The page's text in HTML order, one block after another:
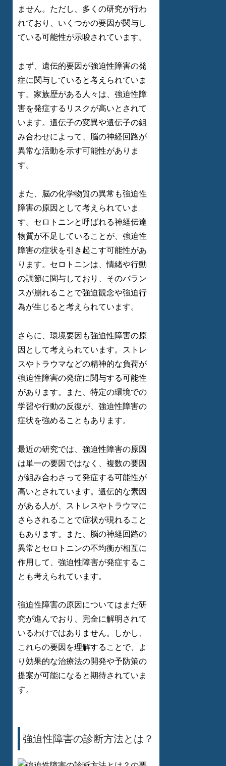
ません。ただし、多くの研究が行わ
れており、いくつかの要因が関与し
ている可能性が示唆されています。
まず、遺伝的要因が強迫性障害の発
症に関与していると考えられていま
す。家族歴がある人々は、強迫性障
害を発症するリスクが高いとされて
います。遺伝子の変異や遺伝子の組
み合わせによって、脳の神経回路が
異常な活動を示す可能性がありま
す。
また、脳の化学物質の異常も強迫性
障害の原因として考えられていま
す。セロトニンと呼ばれる神経伝達
物質が不足していることが、強迫性
障害の症状を引き起こす可能性があ
ります。セロトニンは、情緒や行動
の調節に関与しており、そのバラン
スが崩れることで強迫観念や強迫行
為が生じると考えられています。
さらに、環境要因も強迫性障害の原
因として考えられています。ストレ
スやトラウマなどの精神的な負荷が
強迫性障害の発症に関与する可能性
があります。また、特定の環境での
学習や行動の反復が、強迫性障害の
症状を強めることもあります。
最近の研究では、強迫性障害の原因
は単一の要因ではなく、複数の要因
が組み合わさって発症する可能性が
高いとされています。遺伝的な素因
がある人が、ストレスやトラウマに
さらされることで症状が現れること
もあります。また、脳の神経回路の
異常とセロトニンの不均衡が相互に
作用して、強迫性障害が発症するこ
とも考えられています。
強迫性障害の原因についてはまだ研
究が進んでおり、完全に解明されて
いるわけではありません。しかし、
これらの要因を理解することで、よ
り効果的な治療法の開発や予防策の
提案が可能になると期待されていま
す。
強迫性障害の診断方法とは？